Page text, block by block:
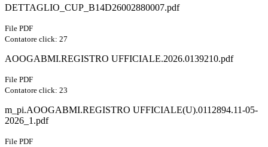
DETTAGLIO_CUP_B14D26002880007.pdf
File PDF
Contatore click: 27
AOOGABMI.REGISTRO UFFICIALE.2026.0139210.pdf
File PDF
Contatore click: 23
m_pi.AOOGABMI.REGISTRO UFFICIALE(U).0112894.11-05-
2026_1.pdf
File PDF